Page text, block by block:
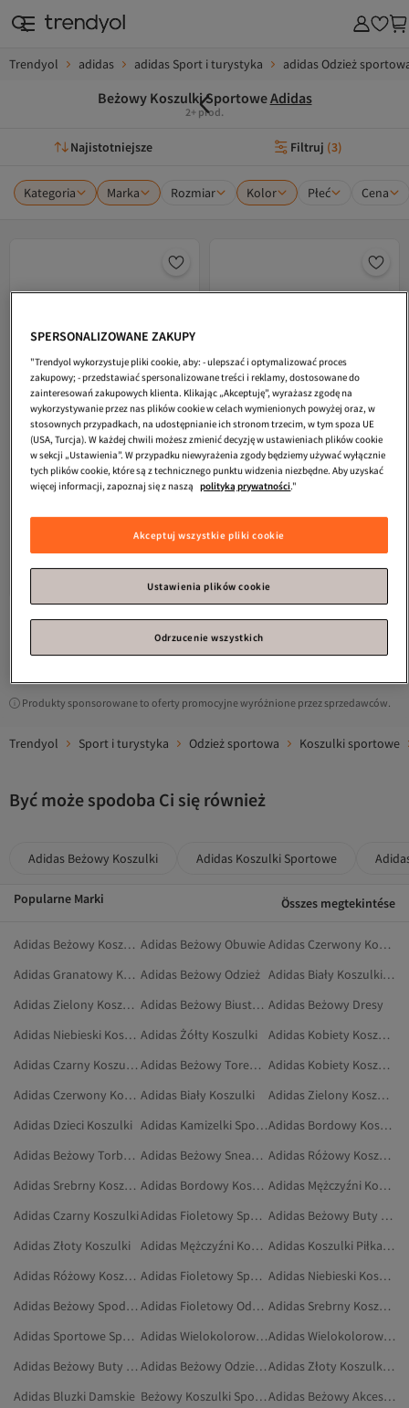
Trendyol adidas adidas Sport i turystyka adidas Odzież
Beżowy Koszulki SportoweAdidas
2+ prod.
Najistotniejsze Filtruj (3)
Kategoria Marka Rozmiar Kolor Płeć Cena
Darmowa wysyłka
adidas
Koszulka Erkek Bej M
Darmowa wysyłka
254,41zł
Produkty sponsorowane to oferty promocyjne wyróżnione przez sprzedawców.
Trendyol Sport i turystyka Odzież sportowa Koszulki sportowe
Być może spodoba Ci się również
Adidas Beżowy Koszulki Adidas Koszulki Sportowe
Popularne Marki Összes megtekintése
Adidas Beżowy Koszulki Polo Adidas Beżowy Obuwie
Adidas Czerwony Koszulki Sportowe
Adidas Granatowy Koszulki Adidas Beżowy Odzież
Adidas Biały Koszulki Sportowe
Adidas Zielony Koszulki Sportowe
Adidas Beżowy Biustonosze Sportowe Adidas Beżowy Dresy
Adidas Niebieski Koszulki Sportowe Adidas Żółty Koszulki
Adidas Kobiety Koszulki
Adidas Czarny Koszulki Sportowe
Adidas Beżowy Torebki Na Ramię
Adidas Kobiety Koszulki Sportowe
Adidas Czerwony Koszulki Adidas Biały Koszulki
Adidas Zielony Koszulki
Adidas Dzieci Koszulki
Adidas Kamizelki Sportowe
Adidas Bordowy Koszulki Sportowe
Adidas Beżowy Torby I Torebki
Adidas Beżowy Sneakersy
Adidas Różowy Koszulki Sportowe
Adidas Srebrny Koszulki Sportowe
Adidas Bordowy Koszulki
Adidas Mężczyźni Koszulki Sportowe
Adidas Czarny Koszulki
Adidas Fioletowy Sport I Turystyka
Adidas Beżowy Buty Do Chodzenia
Adidas Złoty Koszulki
Adidas Mężczyźni Koszulki
Adidas Koszulki Piłkarskie
Adidas Różowy Koszulki
Adidas Fioletowy Sportowe Spodnie Dresowe
Adidas Niebieski Koszulki
Adidas Beżowy Spodnie
Adidas Fioletowy Odzież Sportowa
Adidas Srebrny Koszulki
Adidas Sportowe Spodnie Dresowe
Adidas Wielokolorowy Kamizelki
Adidas Wielokolorowy Kamizelki Sportowe
Adidas Beżowy Buty Do Biegania I Treningu
Adidas Beżowy Odzież Outdoorowa
Adidas Złoty Koszulki Sportowe
Adidas Bluzki Damskie
Beżowy Koszulki Sportowe
Adidas Beżowy Akcesoria
SPERSONALIZOWANE ZAKUPY
"Trendyol wykorzystuje pliki cookie, aby: - ulepszać i optymalizować proces
zakupowy; - przedstawiać spersonalizowane treści i reklamy, dostosowane do
zainteresowań zakupowych klienta. Klikając „Akceptuję”, wyrażasz zgodę na
wykorzystywanie przez nas plików cookie w celach wymienionych powyżej oraz, w
stosownych przypadkach, na udostępnianie ich stronom trzecim, w tym spoza UE
(USA, Turcja). W każdej chwili możesz zmienić decyzję w ustawieniach plików cookie
w sekcji „Ustawienia”. W przypadku niewyrażenia zgody będziemy używać wyłącznie
tych plików cookie, które są z technicznego punktu widzenia niezbędne. Aby uzyskać
więcej informacji, zapoznaj się z naszą polityką prywatności."
Akceptuj wszystkie pliki cookie
Ustawienia plików cookie
Odrzucenie wszystkich